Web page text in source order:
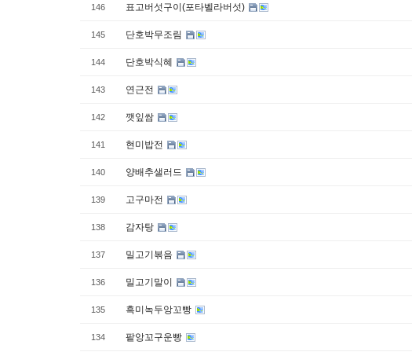
146 표고버섯구이(포타벨라버섯)
145 단호박무조림
144 단호박식혜
143 연근전
142 깻잎쌈
141 현미밥전
140 양배추샐러드
139 고구마전
138 감자탕
137 밀고기볶음
136 밀고기말이
135 흑미녹두앙꼬빵
134 팥앙꼬구운빵